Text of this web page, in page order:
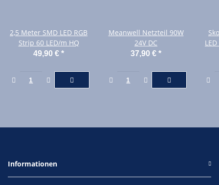
2,5 Meter SMD LED RGB
Strip 60 LED/m HQ
49,90 € *
Meanwell Netzteil 90W
24V DC
37,90 € *
Informationen